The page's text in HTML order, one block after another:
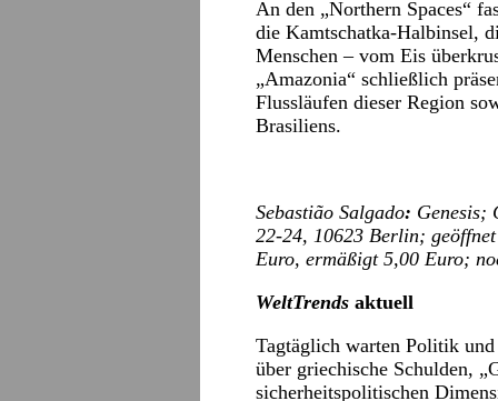
An den „Northern Spaces“
die Kamtschatka-Halbinsel,
Menschen – vom Eis
„Amazonia“ schließlich
Flussläufen dieser Region
Brasiliens.
Sebastião Salgado: Genesis;
22-24, 10623 Berlin;
Euro, ermäßigt 5,00 Euro;
WeltTrends aktuell
Tagtäglich warten Politik
über griechische Schulden,
sicherheitspolitischen